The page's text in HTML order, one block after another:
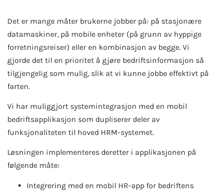
Det er mange måter brukerne jobber på: på stasjonære
datamaskiner, på mobile enheter (på grunn av hyppige
forretningsreiser) eller en kombinasjon av begge. Vi
gjorde det til en prioritet å gjøre bedriftsinformasjon så
tilgjengelig som mulig, slik at vi kunne jobbe effektivt på
farten.
Vi har muliggjort systemintegrasjon med en mobil
bedriftsapplikasjon som dupliserer deler av
funksjonaliteten til hoved HRM-systemet.
Løsningen implementeres deretter i applikasjonen på
følgende måte:
Integrering med en mobil HR-app for bedriftens